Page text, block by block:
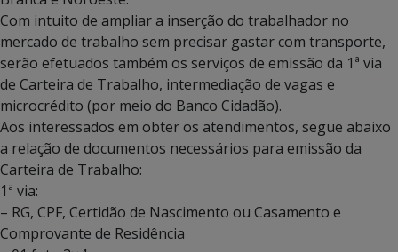
Com intuito de ampliar a inserção do trabalhador no
mercado de trabalho sem precisar gastar com transporte,
serão efetuados também os serviços de emissão da 1ª via
de Carteira de Trabalho, intermediação de vagas e
microcrédito (por meio do Banco Cidadão).
Aos interessados em obter os atendimentos, segue abaixo
a relação de documentos necessários para emissão da
Carteira de Trabalho:
1ª via:
– RG, CPF, Certidão de Nascimento ou Casamento e
Comprovante de Residência